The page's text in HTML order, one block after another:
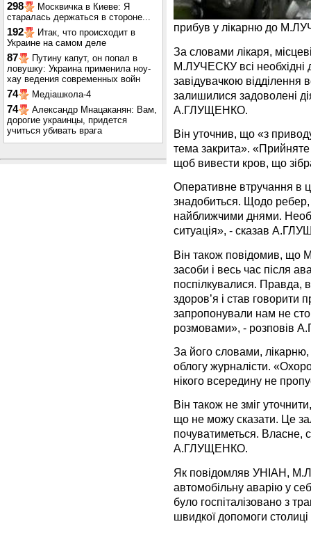
298
Москвичка в Киеве: Я
старалась держаться в стороне...
192
Итак, что происходит в
Украине на самом деле
87
Путину капут, он попал в
ловушку: Украина применила ноу-
хау ведения современных войн
74 Медіашкола-4
74
Александр Мнацаканян: Вам,
дорогие украинцы, придется
учиться убивать врага
прибув у лікарню до
За словами лікаря,
М.ЛУЧЕСКУ всі необхідні
завідувачкою відділення
залишилися задоволені
А.ГЛУЩЕНКО.
Він уточнив, що «з
тема закрита».
щоб вивести кров, що
Оперативне втручання в
знадобиться. Щодо
найближчими днями.
ситуація», - сказав
Він також повідомив,
засоби і весь час після
поспілкувалися. Правда,
здоров’я і став говорити
запропонували нам не
розмовами», - розповів
За його словами,
облогу журналісти.
нікого всередину не
Він також не зміг
що не можу сказати. Це
почуватиметься. Власне,
А.ГЛУЩЕНКО.
Як повідомляв УНІАН,
автомобільну аварію у
було госпіталізовано з
швидкої допомоги столиці